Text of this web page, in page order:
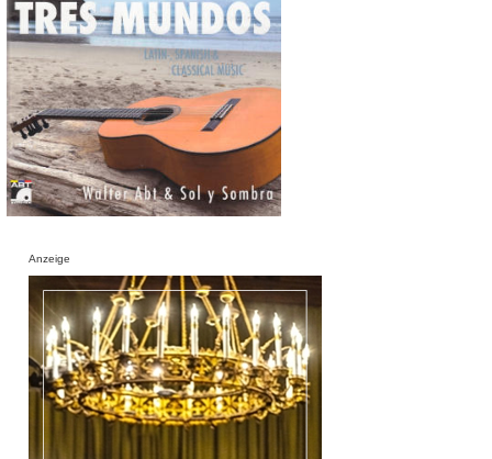
Anzeige